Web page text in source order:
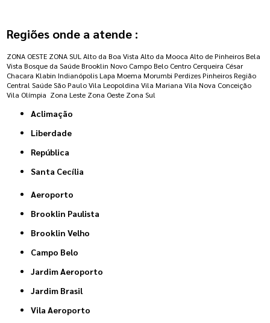
Regiões onde a atende :
ZONA OESTE ZONA SUL Alto da Boa Vista Alto da Mooca Alto de Pinheiros Bela
Vista Bosque da Saúde Brooklin Novo Campo Belo Centro Cerqueira César
Chacara Klabin Indianópolis Lapa Moema Morumbi Perdizes Pinheiros Região
Central Saúde São Paulo Vila Leopoldina Vila Mariana Vila Nova Conceição
Vila Olímpia Zona Leste Zona Oeste Zona Sul
Aclimação
Liberdade
República
Santa Cecília
Aeroporto
Brooklin Paulista
Brooklin Velho
Campo Belo
Jardim Aeroporto
Jardim Brasil
Vila Aeroporto